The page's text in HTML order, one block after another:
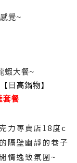
覺~
蝦大餐~
【日高鍋物】
套餐
力專賣店18度c
隔壁幽靜的巷子
情逸致氛圍~